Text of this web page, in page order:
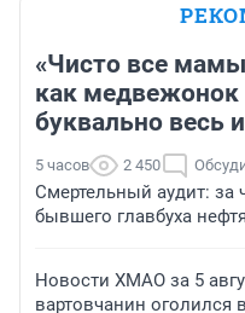
«Чисто все мамы
как
буквально весь
5 часов 2 450
Смертельный аудит: за
бывшего главбуха
Новости ХМАО за 5
вартовчанин оголился